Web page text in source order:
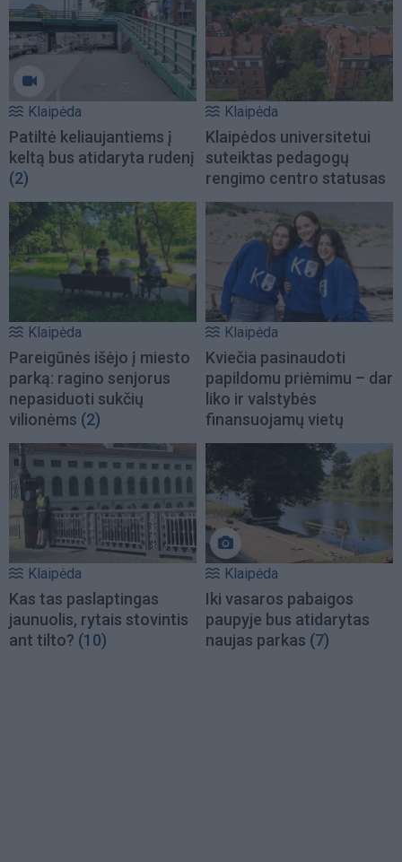
Klaipėda
Patiltė keliaujantiems į
keltą bus atidaryta rudenį
(2)
Klaipėda
Klaipėdos universitetui
suteiktas pedagogų
rengimo centro statusas
Klaipėda
Pareigūnės išėjo į miesto
parką: ragino senjorus
nepasiduoti sukčių
vilionėms (2)
Klaipėda
Kviečia pasinaudoti
papildomu priėmimu – dar
liko ir valstybės
finansuojamų vietų
Klaipėda
Kas tas paslaptingas
jaunuolis, rytais stovintis
ant tilto? (10)
Klaipėda
Iki vasaros pabaigos
paupyje bus atidarytas
naujas parkas (7)